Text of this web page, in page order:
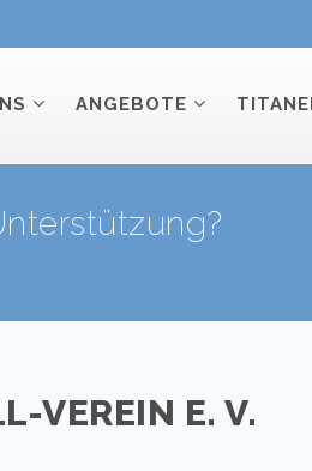
ANGEBOTE
VEREIN E. V.